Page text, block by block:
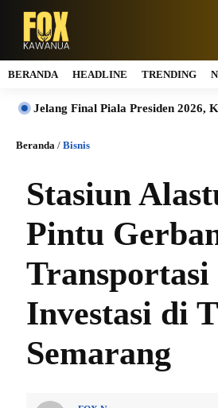
BERANDA HEADLINE TRENDING
Final Piala Presiden 2026, KAI
Beranda / Bisnis
Stasiun
Pintu
Transportasi
Investasi di
Semarang